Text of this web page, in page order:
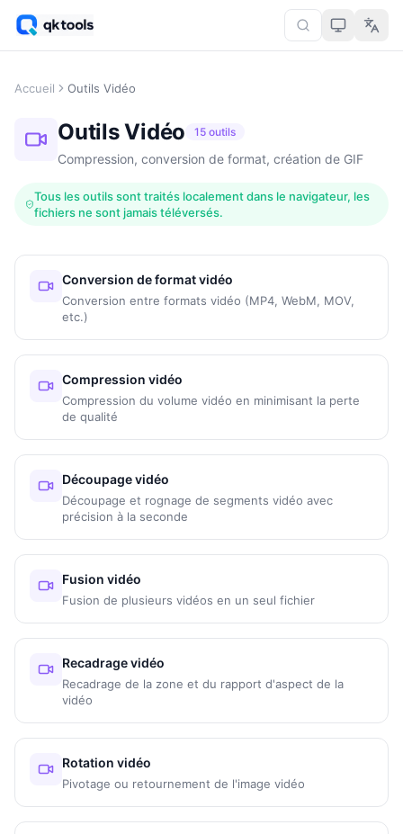
Accueil Outils Vidéo
Outils Vidéo 15 outils
Compression, conversion de format, création de GIF
Tous les outils sont traités localement dans le navigateur, les
fichiers ne sont jamais téléversés.
Conversion de format vidéo
Conversion entre formats vidéo (MP4, WebM, MOV,
etc.)
Compression vidéo
Compression du volume vidéo en minimisant la perte
de qualité
Découpage vidéo
Découpage et rognage de segments vidéo avec
précision à la seconde
Fusion vidéo
Fusion de plusieurs vidéos en un seul fichier
Recadrage vidéo
Recadrage de la zone et du rapport d'aspect de la
vidéo
Rotation vidéo
Pivotage ou retournement de l'image vidéo